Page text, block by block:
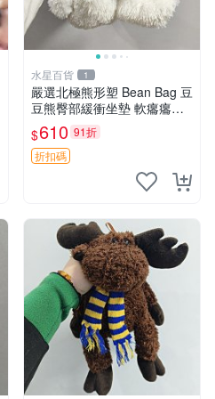
水星百貨 1
嚴選北極熊形塑 Bean Bag 豆
豆熊臀部緩衝坐墊 軟癟癟舒
壓設計 保暖又實用 適合久坐
放松 推薦居家使用 RUSS系
列 豆豆熊屁屁坐墊 3D顆粒結
$610 91折
折扣碼